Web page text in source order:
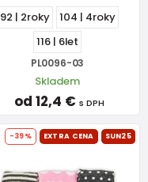
92 | 2roky
104 | 4roky
116 | 6let
PL0096-03
Skladem
od 12,4 € s DPH
-39% EXTRA CENA SUN25